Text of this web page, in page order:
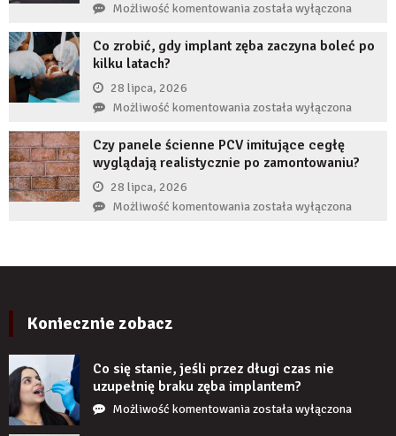
implantem?
komornikiem?
Możliwość komentowaniaJak
wykorzystują
żeby
zwiększyć
wiarygodność
produktu?
została wyłączona
Co zrobić, gdy implant zęba zaczyna boleć po
kilku latach?
28 lipca, 2026
Możliwość komentowaniaCo
gdy
implant
zaczyna
została wyłączona
Czy panele ścienne PCV imitujące cegłę
wyglądają realistycznie po zamontowaniu?
28 lipca, 2026
Możliwość komentowaniaCzy
zamontowaniu?
została wyłączona
Koniecznie zobacz
Co się stanie, jeśli przez długi czas nie
uzupełnię braku zęba implantem?
Możliwość komentowaniaCo
została wyłączona